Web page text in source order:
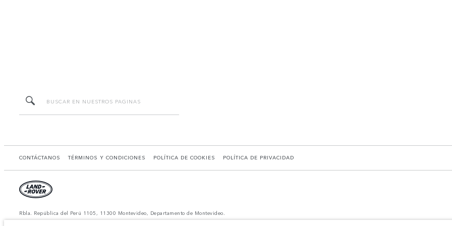
CONTÁCTANOS TÉRMINOS Y CONDICIONES POLÍTICA DE COOKIES POLÍTICA DE PRIVACIDAD
Rbla. República del Perú 1105, 11300 Montevideo, Departamento de Montevideo.